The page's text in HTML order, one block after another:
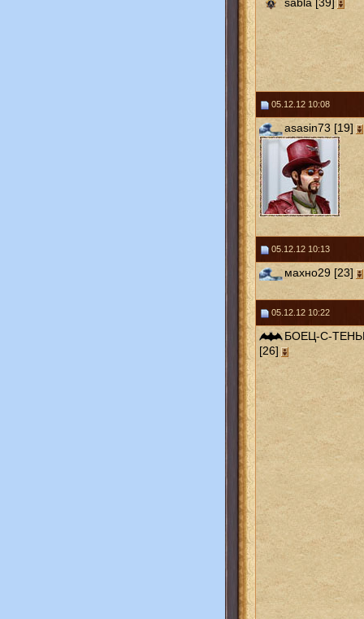
05.12.12 10:08
asasin73 [19]
05.12.12 10:13
махно29 [23]
05.12.12 10:22
БОЕЦ-С-
[26]